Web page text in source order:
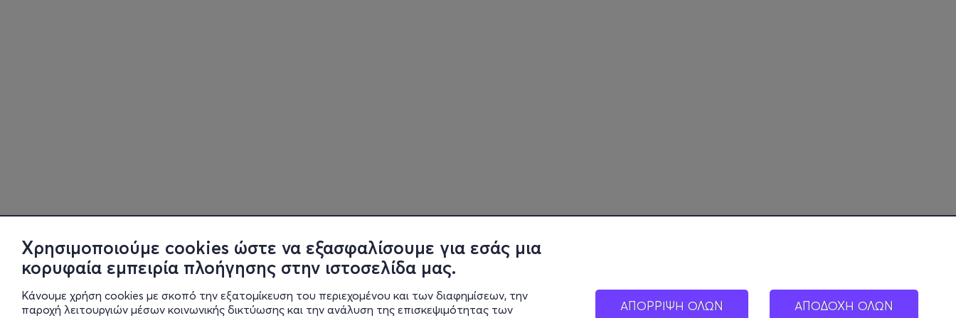
Χρησιμοποιούμε cookies ώστε να εξασφαλίσουμε για εσάς μια
κορυφαία εμπειρία πλοήγησης στην ιστοσελίδα μας.
Κάνουμε χρήση cookies με σκοπό την εξατομίκευση του περιεχομένου και των διαφημίσεων, την
παροχή λειτουργιών μέσων κοινωνικής δικτύωσης και την ανάλυση της επισκεψιμότητας των
ΑΠΟΡΡΙΨΗ ΟΛΩΝ ΑΠΟΔΟΧΗ ΟΛΩΝ